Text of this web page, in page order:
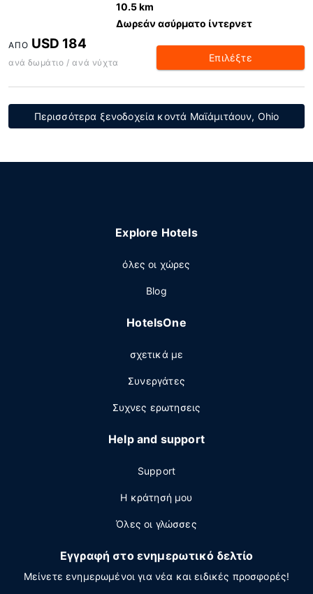
10.5 km
Δωρεάν ασύρματο ίντερνετ
ΑΠΌ USD 184
ανά δωμάτιο / ανά νύχτα Επιλέξτε
Περισσότερα ξενοδοχεία κοντά Μαϊάμιτάουν, Ohio
Explore Hotels
όλες οι χώρες
Blog
HotelsOne
σχετικά με
Συνεργάτες
Συχνες ερωτησεις
Help and support
Support
Η κράτησή μου
Όλες οι γλώσσες
Εγγραφή στο ενημερωτικό δελτίο
Μείνετε ενημερωμένοι για νέα και ειδικές προσφορές!